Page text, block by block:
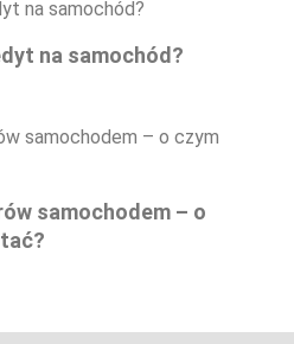
na samochód?
samochodem – o